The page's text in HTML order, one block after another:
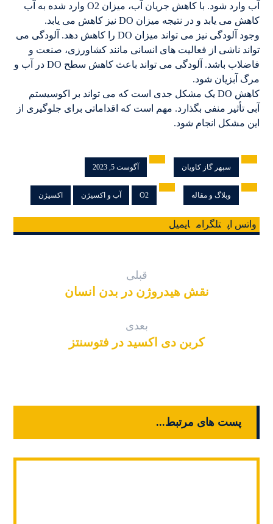
آب وارد شود. با کاهش جریان آب، میزان O2 وارد شده به آب
کاهش می یابد و در نتیجه میزان DO نیز کاهش می یابد.
وجود آلودگی نیز می تواند میزان DO را کاهش دهد. آلودگی می
تواند ناشی از فعالیت های انسانی مانند کشاورزی، صنعت و
فاضلاب باشد. آلودگی می تواند باعث کاهش سطح DO در آب و
مرگ آبزیان شود.
کاهش DO یک مشکل جدی است که می تواند بر اکوسیستم
آبی تأثیر منفی بگذارد. مهم است که اقداماتی برای جلوگیری از
این مشکل انجام شود.
سپهر گاز کاویان آگوست 5, 2023
وبلاگ و مقاله O2 آب و اکسیژن اکسیژن
واتس اپ تلگرام ایمیل
قبلی
نقش هیدروژن در بدن انسان
بعدی
کربن دی اکسید در فتوسنتز
پست های مرتبط...